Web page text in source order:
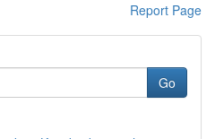
Report Page
Go